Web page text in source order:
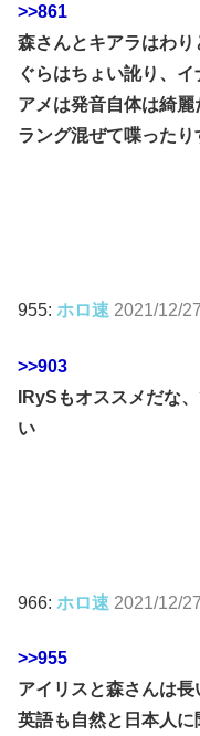
>>861
森さんとキアラはわ
ぐらはちょい訛り、
アメは発音自体は綺
ラング混ぜて喋った
955: ホロ速 2021/12/
>>903
IRySもオススメだな
い
966: ホロ速 2021/12/
>>955
アイリスと森さんは
英語も自然と日本人